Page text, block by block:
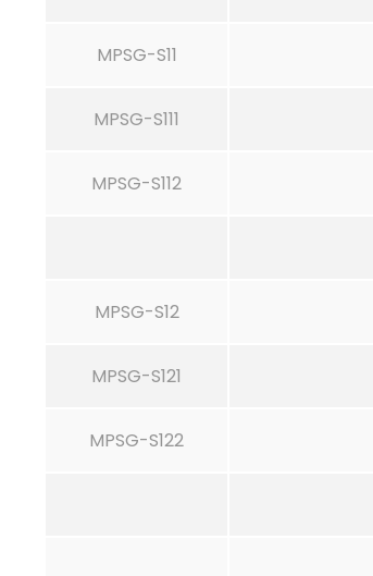
MPSG-S11
MPSG-S111
MPSG-S112
MPSG-S12
MPSG-S121
MPSG-S122